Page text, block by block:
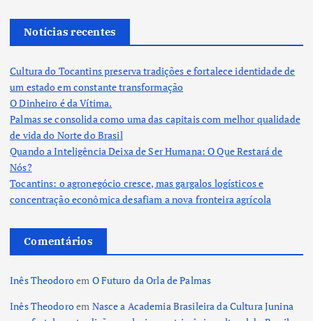
Notícias recentes
Cultura do Tocantins preserva tradições e fortalece identidade de
um estado em constante transformação
O Dinheiro é da Vítima.
Palmas se consolida como uma das capitais com melhor qualidade
de vida do Norte do Brasil
Quando a Inteligência Deixa de Ser Humana: O Que Restará de
Nós?
Tocantins: o agronegócio cresce, mas gargalos logísticos e
concentração econômica desafiam a nova fronteira agrícola
Comentários
Inês Theodoroem O Futuro da Orla de Palmas
Inês Theodoroem Nasce a Academia Brasileira da Cultura Junina